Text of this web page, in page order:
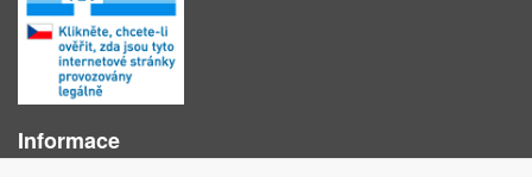
Informace